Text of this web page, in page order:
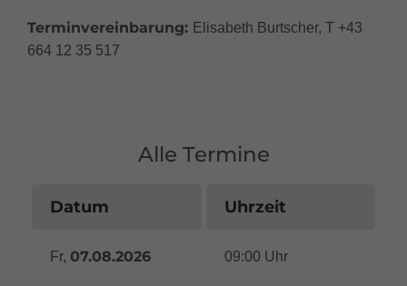
Terminvereinbarung: Elisabeth Burtscher, T +43
664 12 35 517
Alle Termine
Datum Uhrzeit
Fr, 07.08.2026 09:00 Uhr